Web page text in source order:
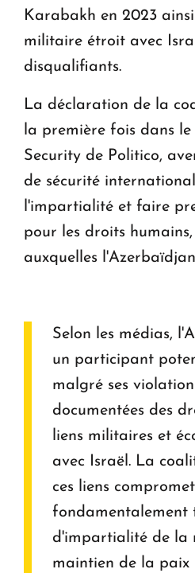
Karabakh en 2023
militaire étroit avec
disqualifiants.
La déclaration de la
la première fois dans
Security de Politico,
de sécurité
l'impartialité et faire
pour les droits
auxquelles
Selon les médias,
un participant
malgré ses
documentées des
liens militaires et
avec Israël. La
ces liens
fondamentalement
d'impartialité de la
maintien de la paix